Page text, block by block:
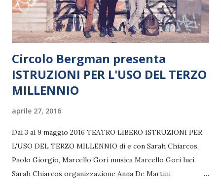
Circolo Bergman presenta
ISTRUZIONI PER L'USO DEL TERZO
MILLENNIO
aprile 27, 2016
Dal 3 al 9 maggio 2016 TEATRO LIBERO ISTRUZIONI PER
L'USO DEL TERZO MILLENNIO di e con Sarah Chiarcos,
Paolo Giorgio, Marcello Gori musica Marcello Gori luci
Sarah Chiarcos organizzazione Anna De Martini